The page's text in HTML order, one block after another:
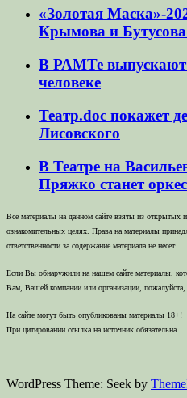
«Золотая Маска»-
Крымова и
В РАМТе выпускают
человеке
Театр.doc покажет
Лисовского
В Театре на
Пряжко станет
Все материалы на данном сайте взяты из открытых
ознакомительных целях. Права на материалы
ответственности за содержание материала не несет.
Если Вы обнаружили на нашем сайте материалы,
Вам, Вашей компании или организации,
На сайте могут быть опубликованы материалы 18+!
При цитировании ссылка на источник обязательна.
WordPress Theme: Seek by